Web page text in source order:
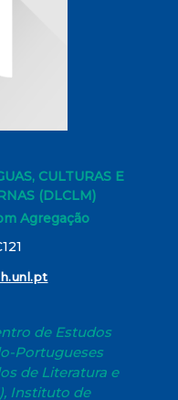
CULTURAS E
(DLCLM)
Agregação
de Estudos
Portugueses
de Literatura e
Instituto de